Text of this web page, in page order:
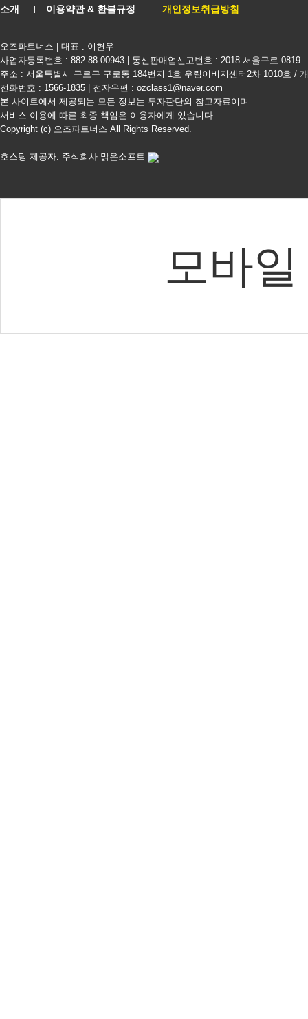
소개 이용약관 & 환불규정 개인정보취급방침
오즈파트너스 | 대표 : 이헌우
사업자등록번호 : 882-88-00943 | 통신판매업신고번호 : 2018-서울구로-0819
주소 : 서울특별시 구로구 구로동 184번지 1호 우림이비지센터2차 1010호 /
전화번호 : 1566-1835 | 전자우편 : ozclass1@naver.com
본 사이트에서 제공되는 모든 정보는 투자판단의 참고자료이며
서비스 이용에 따른 최종 책임은 이용자에게 있습니다.
Copyright (c) 오즈파트너스 All Rights Reserved.
호스팅 제공자: 주식회사 맑은소프트
모바